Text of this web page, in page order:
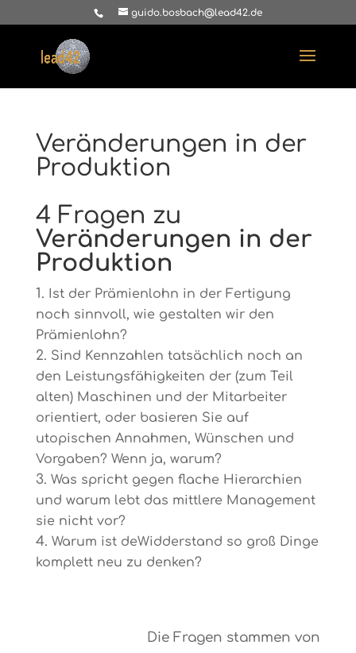
guido.bosbach@lead42.de
Veränderungen in der
Produktion
4 Fragen zu
Veränderungen in der
Produktion
Ist der Prämienlohn in der Fertigung
noch sinnvoll, wie gestalten wir den
Prämienlohn?
Sind Kennzahlen tatsächlich noch an
den Leistungsfähigkeiten der (zum Teil
alten) Maschinen und der Mitarbeiter
orientiert, oder basieren Sie auf
utopischen Annahmen, Wünschen und
Vorgaben? Wenn ja, warum?
Was spricht gegen flache Hierarchien
und warum lebt das mittlere Management
sie nicht vor?
Warum ist deWidderstand so groß Dinge
komplett neu zu denken?
Die Fragen stammen von